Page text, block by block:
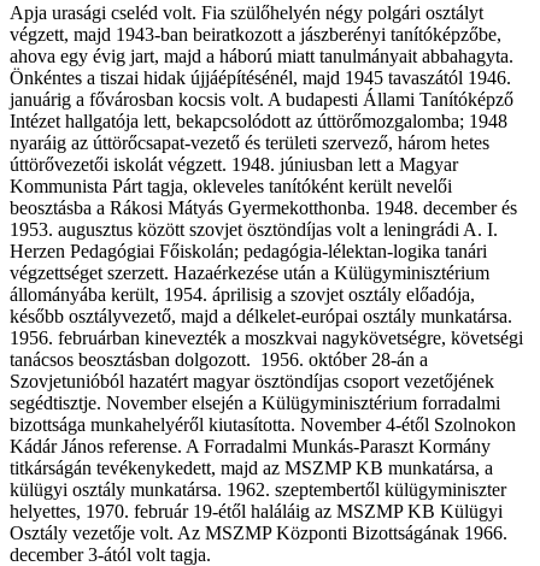
Apja urasági cseléd volt. Fia szülőhelyén négy polgári osztályt
végzett, majd 1943-ban beiratkozott a jászberényi tanítóképzőbe,
ahova egy évig jart, majd a háború miatt tanulmányait abbahagyta.
Önkéntes a tiszai hidak újjáépítésénél, majd 1945 tavaszától 1946.
januárig a fővárosban kocsis volt. A budapesti Állami Tanítóképző
Intézet hallgatója lett, bekapcsolódott az úttörőmozgalomba; 1948
nyaráig az úttörőcsapat-vezető és területi szervező, három hetes
úttörővezetői iskolát végzett. 1948. júniusban lett a Magyar
Kommunista Párt tagja, okleveles tanítóként került nevelői
beosztásba a Rákosi Mátyás Gyermekotthonba. 1948. december és
1953. augusztus között szovjet ösztöndíjas volt a leningrádi A. I.
Herzen Pedagógiai Főiskolán; pedagógia-lélektan-logika tanári
végzettséget szerzett. Hazaérkezése után a Külügyminisztérium
állományába került, 1954. áprilisig a szovjet osztály előadója,
később osztályvezető, majd a délkelet-európai osztály munkatársa.
1956. februárban kinevezték a moszkvai nagykövetségre, követségi
tanácsos beosztásban dolgozott. 1956. október 28-án a
Szovjetunióból hazatért magyar ösztöndíjas csoport vezetőjének
segédtisztje. November elsején a Külügyminisztérium forradalmi
bizottsága munkahelyéről kiutasította. November 4-étől Szolnokon
Kádár János referense. A Forradalmi Munkás-Paraszt Kormány
titkárságán tevékenykedett, majd az MSZMP KB munkatársa, a
külügyi osztály munkatársa. 1962. szeptembertől külügyminiszter
helyettes, 1970. február 19-étől haláláig az MSZMP KB Külügyi
Osztály vezetője volt. Az MSZMP Központi Bizottságának 1966.
december 3-ától volt tagja.